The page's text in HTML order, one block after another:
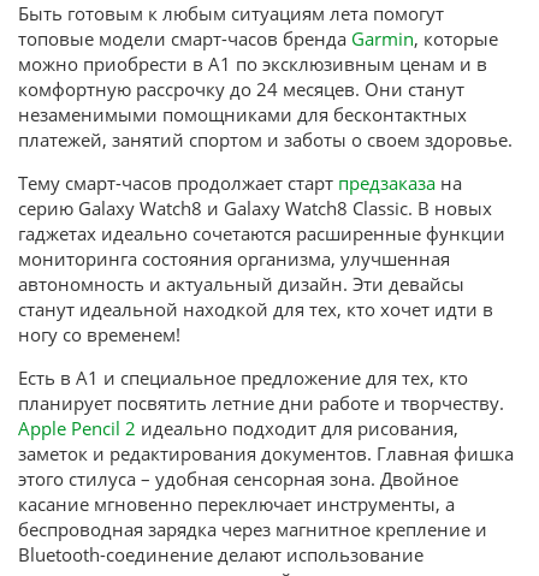
Быть готовым к любым ситуациям лета помогут
топовые модели смарт-часов бренда Garmin, которые
можно приобрести в А1 по эксклюзивным ценам и в
комфортную рассрочку до 24 месяцев. Они станут
незаменимыми помощниками для бесконтактных
платежей, занятий спортом и заботы о своем здоровье.
Тему смарт-часов продолжает старт предзаказа на
серию Galaxy Watch8 и Galaxy Watch8 Classic. В новых
гаджетах идеально сочетаются расширенные функции
мониторинга состояния организма, улучшенная
автономность и актуальный дизайн. Эти девайсы
станут идеальной находкой для тех, кто хочет идти в
ногу со временем!
Есть в А1 и специальное предложение для тех, кто
планирует посвятить летние дни работе и творчеству.
Apple Pencil 2 идеально подходит для рисования,
заметок и редактирования документов. Главная фишка
этого стилуса – удобная сенсорная зона. Двойное
касание мгновенно переключает инструменты, а
беспроводная зарядка через магнитное крепление и
Bluetooth-соединение делают использование